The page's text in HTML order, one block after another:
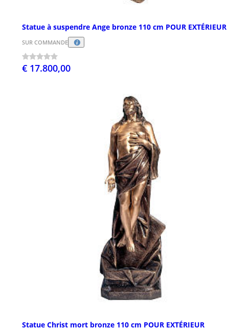
Statue à suspendre Ange bronze 110 cm POUR EXTÉRIEUR
SUR COMMANDE
€ 17.800,00
Statue Christ mort bronze 110 cm POUR EXTÉRIEUR